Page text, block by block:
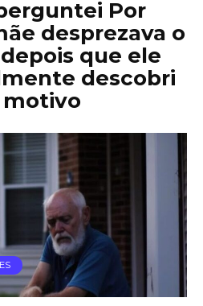
Por
desprezava o
que ele
descobri
motivo